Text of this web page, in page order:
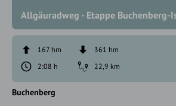
Allgäuradweg - Etappe Buchenberg-
167 hm
361 hm
2:08 h
22,9 km
Buchenberg